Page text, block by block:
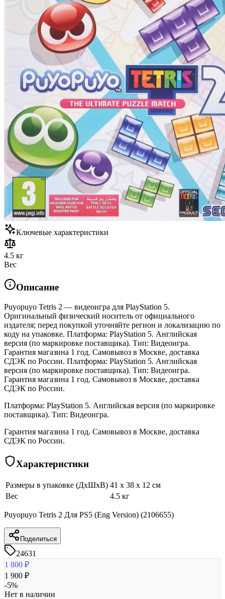
Ключевые характеристики
4.5 кг
Вес
Описание
Puyopuyo Tetris 2 — видеоигра для PlayStation 5.
Оригинальный физический носитель от официального
издателя; перед покупкой уточняйте регион и локализацию по
коду на упаковке. Платформа: PlayStation 5. Английская
версия (по маркировке поставщика). Тип: Видеоигра.
Гарантия магазина 1 год. Самовывоз в Москве, доставка
СДЭК по России. Платформа: PlayStation 5. Английская
версия (по маркировке поставщика). Тип: Видеоигра.
Гарантия магазина 1 год. Самовывоз в Москве, доставка
СДЭК по России.
Платформа: PlayStation 5. Английская версия (по маркировке
поставщика). Тип: Видеоигра.
Гарантия магазина 1 год. Самовывоз в Москве, доставка
СДЭК по России.
Характеристики
Размеры в упаковке (ДхШхВ) 41 x 38 x 12 см
Вес
4.5 кг
Puyopuyo Tetris 2 Для PS5 (Eng Version) (2106655)
Поделиться
24631
1 800 ₽
1 900 ₽
-5%
Нет в наличии